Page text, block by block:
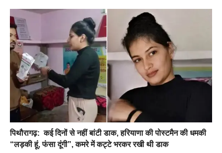
पिथौरागढ़: कई दिनों से नहीं बांटी डाक, हरियाणा की पोस्टमैन की धमकी
“लड़की हूं, फंसा दूंगी”, कमरे में कट्टे भरकर रखी थी डाक